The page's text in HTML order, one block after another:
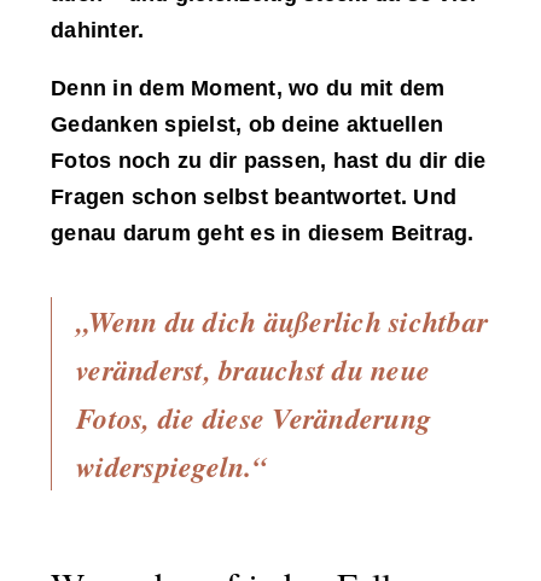
dahinter.
Denn in dem Moment, wo du mit dem
Gedanken spielst, ob deine aktuellen
Fotos noch zu dir passen, hast du dir die
Fragen schon selbst beantwortet. Und
genau darum geht es in diesem Beitrag.
„Wenn du dich äußerlich sichtbar
veränderst, brauchst du neue
Fotos, die diese Veränderung
widerspiegeln.“